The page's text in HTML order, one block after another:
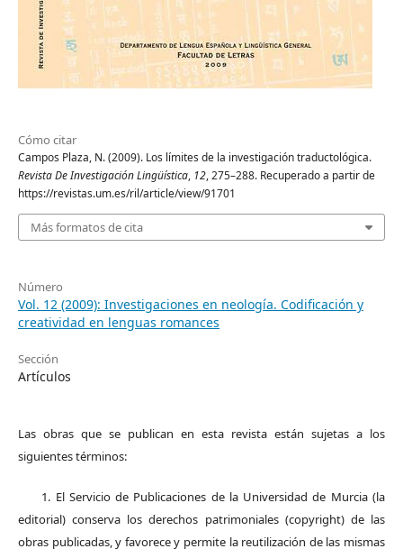
Cómo citar
Campos Plaza, N. (2009). Los límites de la investigación traductológica.
Revista De Investigación Lingüística, 12, 275–288. Recuperado a partir de
https://revistas.um.es/ril/article/view/91701
Más formatos de cita
Número
Vol. 12 (2009): Investigaciones en neología. Codificación y
creatividad en lenguas romances
Sección
Artículos
Las obras que se publican en esta revista están sujetas a los
siguientes términos:
1. El Servicio de Publicaciones de la Universidad de Murcia (la
editorial) conserva los derechos patrimoniales (copyright) de las
obras publicadas, y favorece y permite la reutilización de las mismas